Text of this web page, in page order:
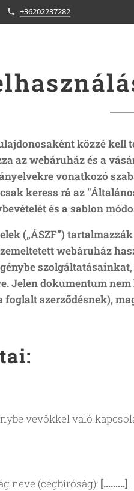
+36202237282
közzé kell
az webáruház és a
vonatkozó
keress rá az
és a sablon
(„ÁSZF”) tartalmazzák
webáruház
Jelen dokumentum
szerződésnek),
vevőkkel való
neve (cégbíróság): [………]